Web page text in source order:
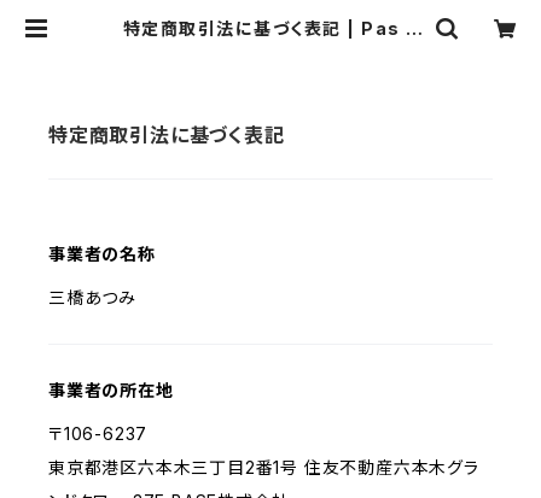
特定商取引法に基づく表記 | Pas à
特定商取引法に基づく表記
事業者の名称
三橋あつみ
事業者の所在地
〒106-6237
東京都港区六本木三丁目2番1号 住友不動産六本木グラ